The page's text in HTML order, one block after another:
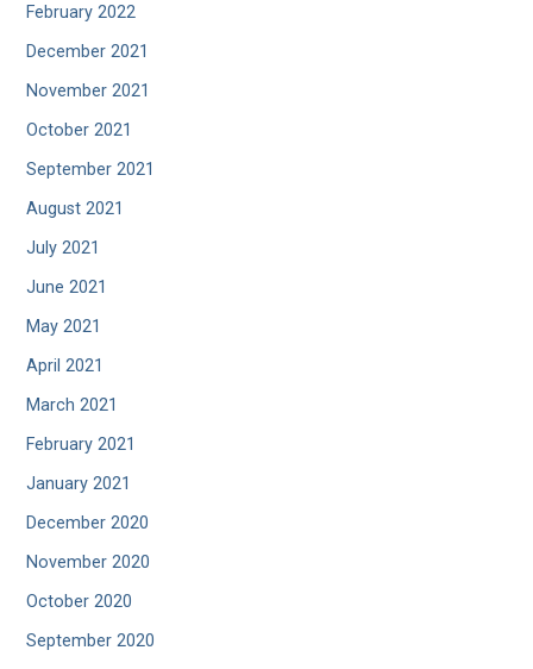
February 2022
December 2021
November 2021
October 2021
September 2021
August 2021
July 2021
June 2021
May 2021
April 2021
March 2021
February 2021
January 2021
December 2020
November 2020
October 2020
September 2020